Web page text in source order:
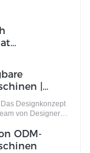
|
Designkonzept
von Designern
Diese Ideen
ODM-